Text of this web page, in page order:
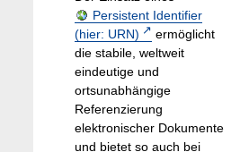
Persistent Identifier
(hier: URN)
ermöglicht
die stabile, weltweit
eindeutige und
ortsunabhängige
Referenzierung
elektronischer Dokumente
und bietet so auch bei